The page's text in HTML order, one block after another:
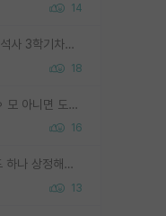
14
가지마라. 신생랩이고 내가 석사 3학기차인데 최고참인데 나도 아무것도 모르는데 교수가 후배들 왜 논문 교육 안시키냐. 논문 왜 안 써오냐 닦달한다
18
신생랩+젊은 교수 이게 ㄹㅇ 모 아니면 도인듯.
16
ML 대부분이 골드 스탠다드 하나 상정해놓고 (벤치마크 데이터셋이 여러 개면 여러 개 상정) 그거 얼마나 잘 맞추나 싸움임 가끔 번뜩이는 설계 철학을 보여주는 논문들도 있지만 대부분 그거 성적 얼마나 더 올리느라에 혈안이 되어 있는 측면이 잇음
13